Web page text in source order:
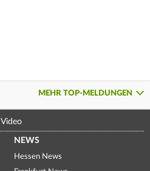
MEHR TOP-MELDUNGEN
Video
NEWS
Hessen News